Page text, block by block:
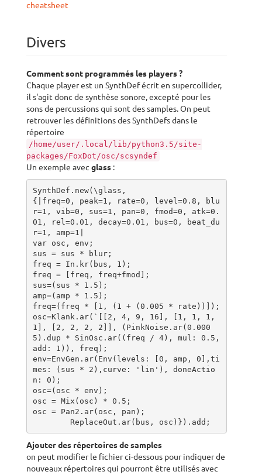
cheatsheet
Divers
Comment sont programmés les players ?
Chaque player est un SynthDef écrit en supercollider,
il s'agit donc de synthèse sonore, excepté pour les
sons de percussions qui sont des samples. On peut
retrouver les définitions des SynthDefs dans le
répertoire
/home/user/.local/lib/python3.5/site-
packages/FoxDot/osc/scsyndef
Un exemple avec glass :
SynthDef.new(\glass,
{|freq=0, peak=1, rate=0, level=0.8, blu
r=1, vib=0, sus=1, pan=0, fmod=0, atk=0.
01, rel=0.01, decay=0.01, bus=0, beat_du
r=1, amp=1|
var osc, env;
sus = sus * blur;
freq = In.kr(bus, 1);
freq = [freq, freq+fmod];
sus=(sus * 1.5);
amp=(amp * 1.5);
freq=(freq * [1, (1 + (0.005 * rate))]);
osc=Klank.ar(`[[2, 4, 9, 16], [1, 1, 1,
1], [2, 2, 2, 2]], (PinkNoise.ar(0.000
5).dup * SinOsc.ar((freq / 4), mul: 0.5,
add: 1)), freq);
env=EnvGen.ar(Env(levels: [0, amp, 0],ti
mes: (sus * 2),curve: 'lin'), doneActio
n: 0);
osc=(osc * env);
osc = Mix(osc) * 0.5;
osc = Pan2.ar(osc, pan);
	ReplaceOut.ar(bus, osc)}).add;
Ajouter des répertoires de samples
on peut modifier le fichier ci-dessous pour indiquer de
nouveaux répertoires qui pourront être utilisés avec